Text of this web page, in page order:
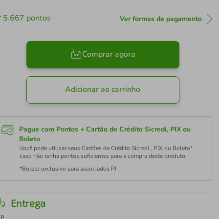
5.667 pontos Ver formas de pagamento
Comprar agora
Adicionar ao carrinho
Pague com Pontos + Cartão de Crédito Sicredi, PIX ou
Boleto
Você pode utilizar seus Cartões de Crédito Sicredi , PIX ou Boleto*
caso não tenha pontos suficientes para a compra deste produto.
*Boleto exclusivo para associados PJ
Entrega